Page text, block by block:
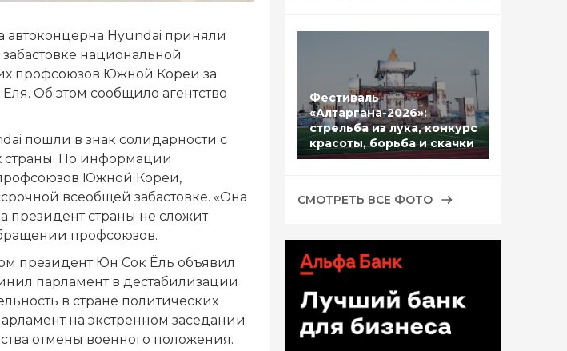
автоконцерна Hyundai приняли
национальной
профсоюзов Южной Кореи за
Об этом сообщило агентство
пошли в знак солидарности с
страны. По информации
Южной Кореи,
всеобщей забастовке. «Она
президент страны не сложит
профсоюзов.
президент Юн Сок Ёль объявил
парламент в дестабилизации
в стране политических
на экстренном заседании
отмены военного положения.
Фестиваль
«Алтаргана-2026»:
стрельба из лука, конкурс
красоты, борьба и скачки
СМОТРЕТЬ ВСЕ ФОТО